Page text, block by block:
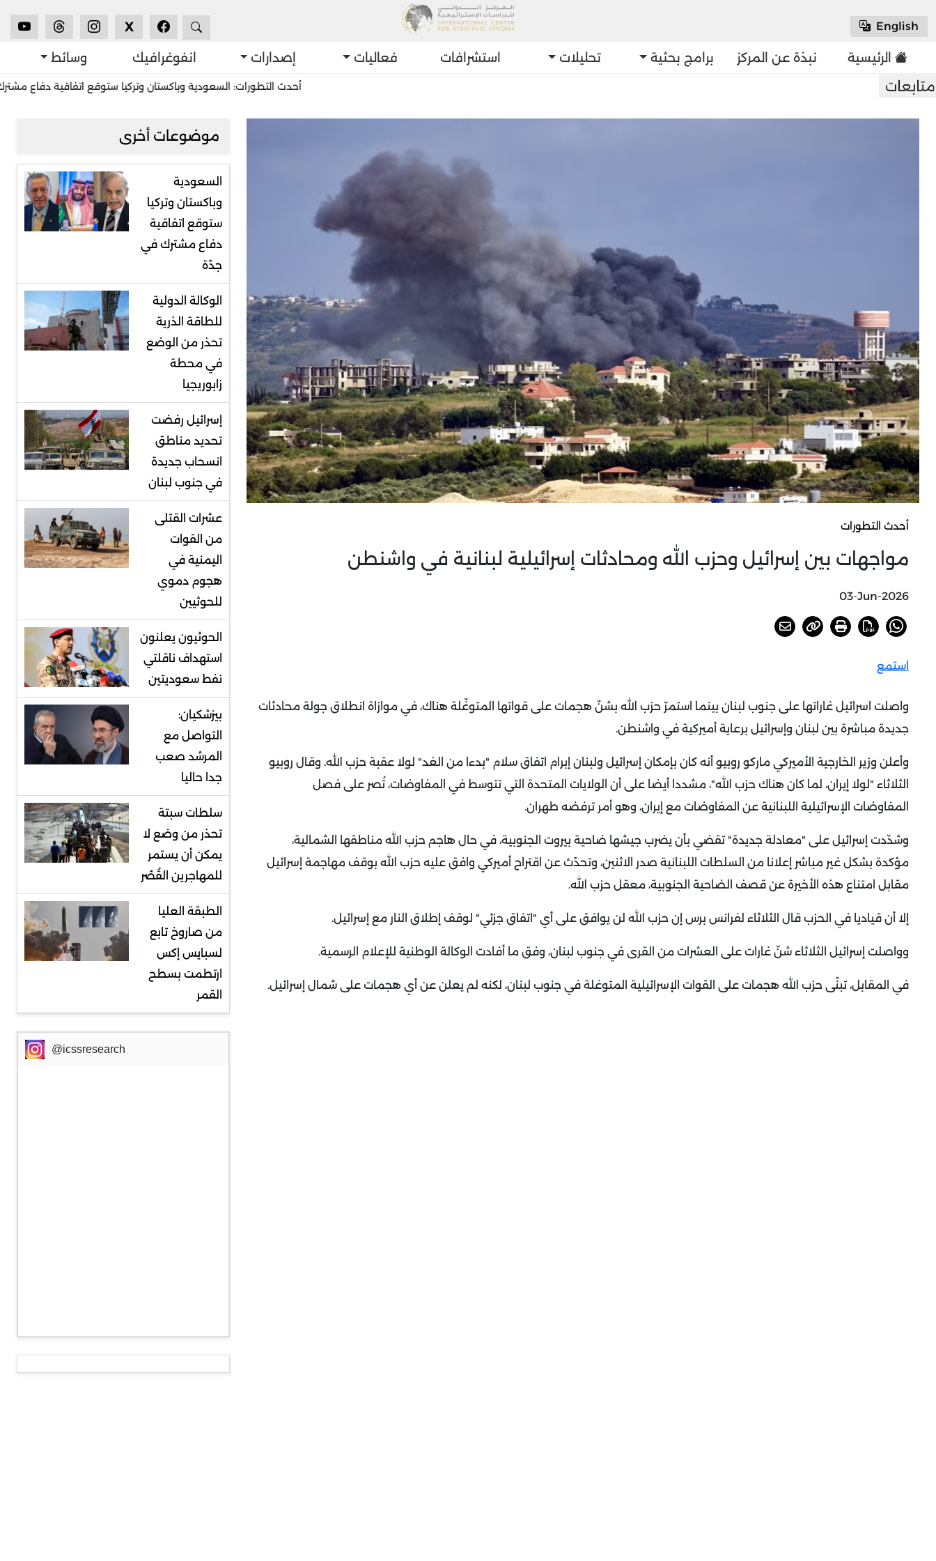
English
X
الرئيسية نبذة عن المركز برامج بحثية تحليلات استشرافات فعاليات إصدارات انفوغرافيك وسائط
أحدث التطورات: السعودية وباكستان وتركيا ستوقع اتفاقية دفاع مشترك في جدّة
أحدث التطورات
مواجهات بين إسرائيل وحزب الله ومحادثات إسرائيلية لبنانية في واشنطن
03-Jun-2026
استمع
واصلت اسرائيل غاراتها على جنوب لبنان بينما استمرّ حزب الله بشنّ هجمات على قواتها المتوغّلة هناك، في موازاة انطلاق جولة محادثات
جديدة مباشرة بين لبنان وإسرائيل برعاية أميركية في واشنطن.
وأعلن وزير الخارجية الأميركي ماركو روبيو أنه كان بإمكان إسرائيل ولبنان إبرام اتفاق سلام "بدءا من الغد" لولا عقبة حزب الله. وقال روبيو
الثلاثاء "لولا إيران، لما كان هناك حزب الله"، مشددا أيضا على أن الولايات المتحدة التي تتوسط في المفاوضات، تُصر على فصل
المفاوضات الإسرائيلية اللبنانية عن المفاوضات مع إيران، وهو أمر ترفضه طهران.
وشدّدت إسرائيل على "معادلة جديدة" تقضي بأن يضرب جيشها ضاحية بيروت الجنوبية، في حال هاجم حزب الله مناطقها الشمالية،
مؤكدة بشكل غير مباشر إعلانا من السلطات اللبنانية صدر الاثنين، وتحدّث عن اقتراح أميركي وافق عليه حزب الله بوقف مهاجمة إسرائيل
مقابل امتناع هذه الأخيرة عن قصف الضاحية الجنوبية، معقل حزب الله.
إلا أن قياديا في الحزب قال الثلاثاء لفرانس برس إن حزب الله لن يوافق على أي "اتفاق جزئي" لوقف إطلاق النار مع إسرائيل.
وواصلت إسرائيل الثلاثاء شنّ غارات على العشرات من القرى في جنوب لبنان، وفق ما أفادت الوكالة الوطنية للإعلام الرسمية.
في المقابل، تبنّى حزب الله هجمات على القوات الإسرائيلية المتوغلة في جنوب لبنان، لكنه لم يعلن عن أي هجمات على شمال إسرائيل.
موضوعات أخرى
السعودية
وباكستان وتركيا
ستوقع اتفاقية
دفاع مشترك في
جدّة
الوكالة الدولية
للطاقة الذرية
تحذر من الوضع
في محطة
زابوريجيا
إسرائيل رفضت
تحديد مناطق
انسحاب جديدة
في جنوب لبنان
عشرات القتلى
من القوات
اليمنية في
هجوم دموي
للحوثيين
الحوثيون يعلنون
استهداف ناقلتي
نفط سعوديتين
بيزشكيان:
التواصل مع
المرشد صعب
جدا حاليا
سلطات سبتة
تحذر من وضع لا
يمكن أن يستمر
للمهاجرين القُصّر
الطبقة العليا
من صاروخ تابع
لسبايس إكس
ارتطمت بسطح
القمر
@icssresearch